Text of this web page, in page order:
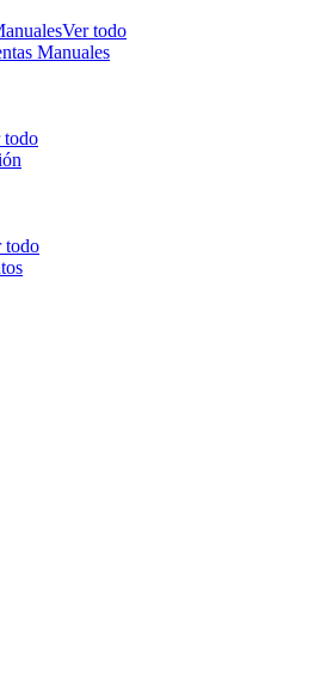
Ver todo
Manuales
todo
todo